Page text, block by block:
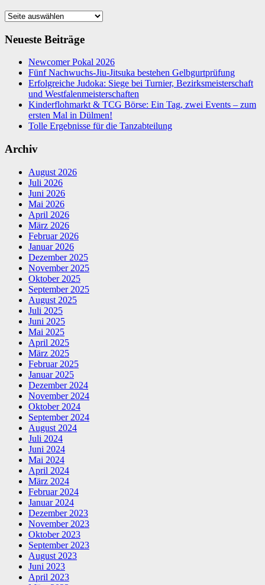
Sportstätten
Neueste Beiträge
Newcomer Pokal 2026
Fünf Nachwuchs-Jiu-Jitsuka bestehen Gelbgurtprüfung
Erfolgreiche Judoka: Siege bei Turnier, Bezirksmeisterschaft
und Westfalenmeisterschaften
Kinderflohmarkt & TCG Börse: Ein Tag, zwei Events – zum
ersten Mal in Dülmen!
Tolle Ergebnisse für die Tanzabteilung
Archiv
August 2026
Juli 2026
Juni 2026
Mai 2026
April 2026
März 2026
Februar 2026
Januar 2026
Dezember 2025
November 2025
Oktober 2025
September 2025
August 2025
Juli 2025
Juni 2025
Mai 2025
April 2025
März 2025
Februar 2025
Januar 2025
Dezember 2024
November 2024
Oktober 2024
September 2024
August 2024
Juli 2024
Juni 2024
Mai 2024
April 2024
März 2024
Februar 2024
Januar 2024
Dezember 2023
November 2023
Oktober 2023
September 2023
August 2023
Juni 2023
April 2023